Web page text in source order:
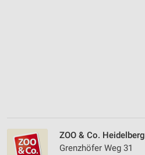
ZOO & Co. Heidelberg
Grenzhöfer Weg 31